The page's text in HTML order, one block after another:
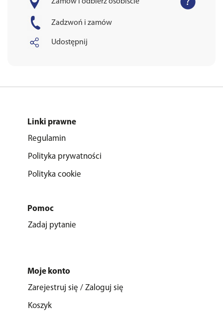
Zadzwoń i zamów
Udostępnij
Linki prawne
Regulamin
Polityka prywatności
Polityka cookie
Pomoc
Zadaj pytanie
Moje konto
Zarejestruj się / Zaloguj się
Koszyk